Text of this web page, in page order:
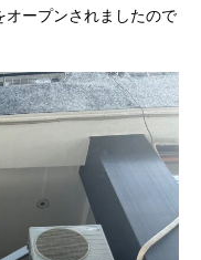
オープンされましたので